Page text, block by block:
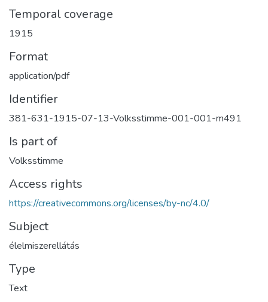
Temporal coverage
1915
Format
application/pdf
Identifier
381-631-1915-07-13-Volksstimme-001-001-m491
Is part of
Volksstimme
Access rights
https://creativecommons.org/licenses/by-nc/4.0/
Subject
élelmiszerellátás
Type
Text